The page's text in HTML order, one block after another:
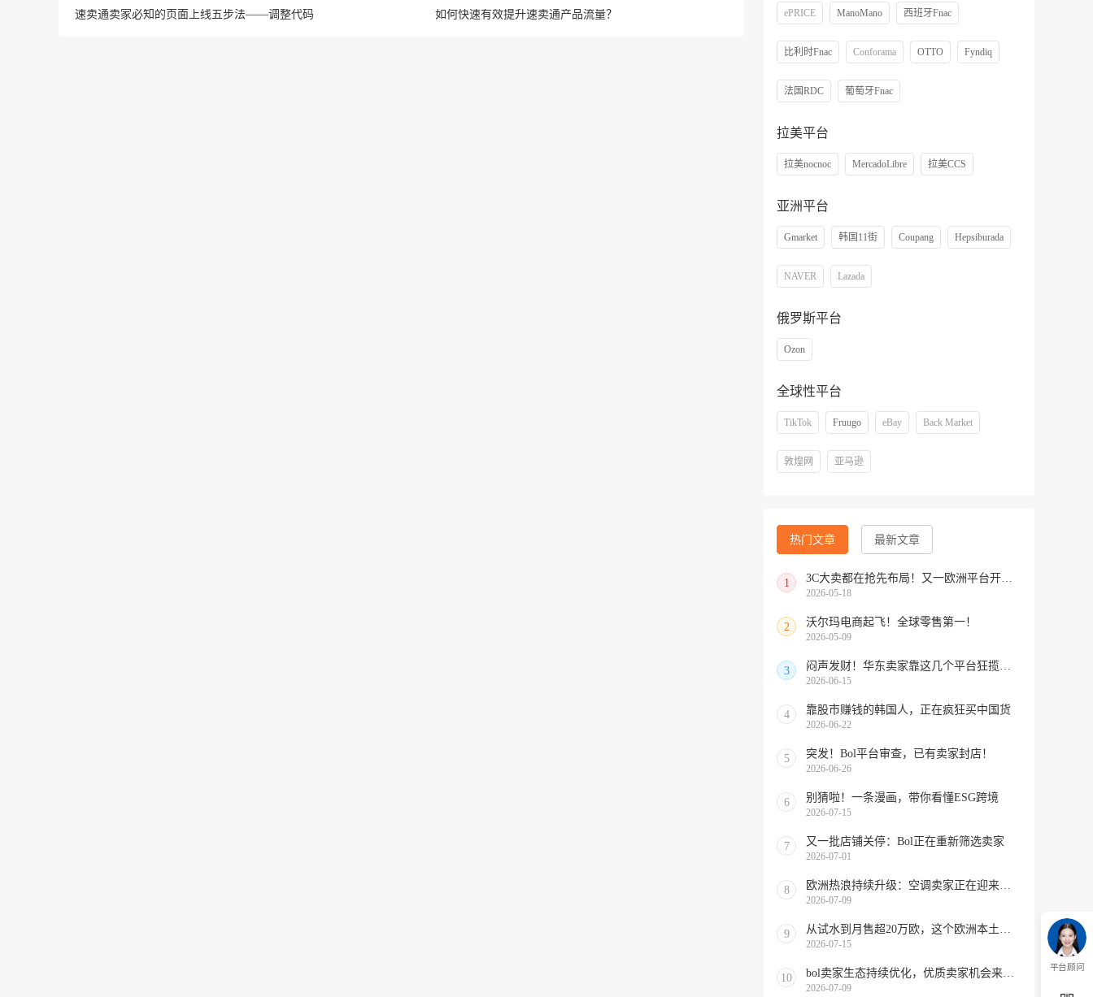
速卖通卖家必知的页面上线五步法——调整代码 如何快速有效提升速卖通产品流量？ ePRICE ManoMano 西班牙Fnac
比利时Fnac Conforama OTTO Fyndiq
法国RDC 葡萄牙Fnac
拉美平台
拉美nocnoc MercadoLibre 拉美CCS
亚洲平台
Gmarket 韩国11街 Coupang Hepsiburada
NAVER Lazada
俄罗斯平台
Ozon
全球性平台
TikTok Fruugo eBay Back Market
敦煌网 亚马逊
热门文章 最新文章
1 3C大卖都在抢先布局！又一欧洲平台开放中国招商
2026-05-18
2 沃尔玛电商起飞！全球零售第一！
2026-05-09
3 闷声发财！华东卖家靠这几个平台狂揽北美订单，华南机会来了！
2026-06-15
4 靠股市赚钱的韩国人，正在疯狂买中国货
2026-06-22
5 突发！Bol平台审查，已有卖家封店！
2026-06-26
6 别猜啦！一条漫画，带你看懂ESG跨境
2026-07-15
7 又一批店铺关停：Bol正在重新筛选卖家
2026-07-01
8 欧洲热浪持续升级：空调卖家正在迎来窗口期！
2026-07-09
9 从试水到月售超20万欧，这个欧洲本土平台被低估了
2026-07-15
10 bol卖家生态持续优化，优质卖家机会来啦！
2026-07-09
平台顾问